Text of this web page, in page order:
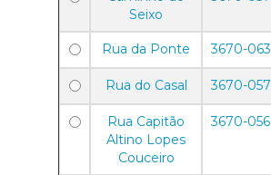
Seixo
Rua da Ponte 3670-063
Rua do Casal 3670-057
Rua Capitão
Altino Lopes
Couceiro
3670-056